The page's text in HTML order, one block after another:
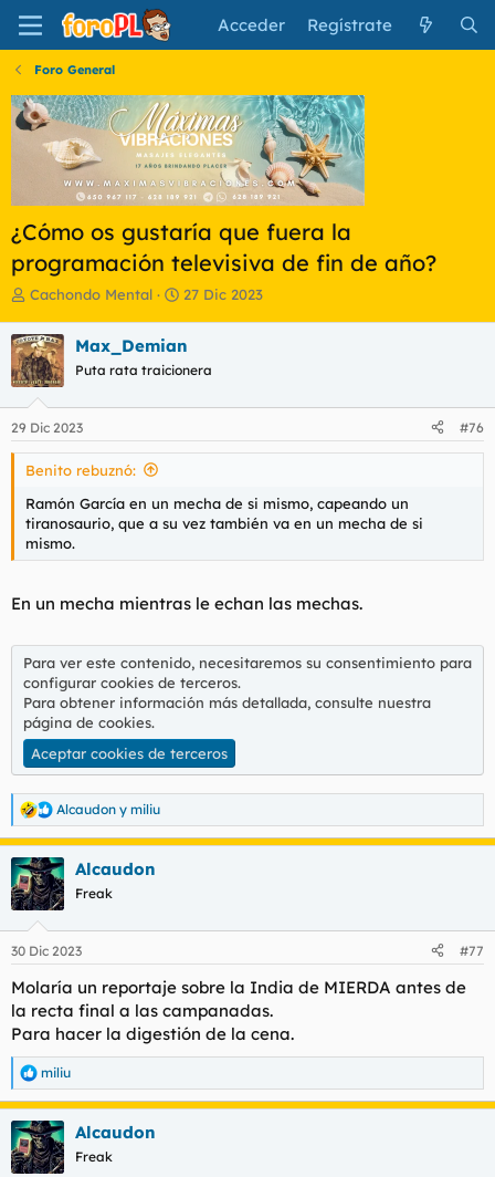
Acceder Regístrate
Foro General
¿Cómo os gustaría que fuera la
programación televisiva de fin de año?
I
i
c
i
a
d
o
r
d
l
t
e
Cachondo Mental
F
h
a
e
n
i
o
27 Dic 2023
Max_Demian
Puta rata traicionera
29 Dic 2023 #76
Benito rebuznó:
Ramón García en un mecha de si mismo, capeando un
tiranosaurio, que a su vez también va en un mecha de si
mismo.
En un mecha mientras le echan las mechas.
Para ver este contenido, necesitaremos su consentimiento para
configurar cookies de terceros.
Para obtener información más detallada, consulte nuestra
página de cookies.
Aceptar cookies de terceros
R
e
a
c
c
i
e
:
Alcaudon y miliu
Alcaudon
Freak
30 Dic 2023 #77
Molaría un reportaje sobre la India de MIERDA antes de
la recta final a las campanadas.
Para hacer la digestión de la cena.
R
e
a
c
c
i
miliu
Alcaudon
Freak